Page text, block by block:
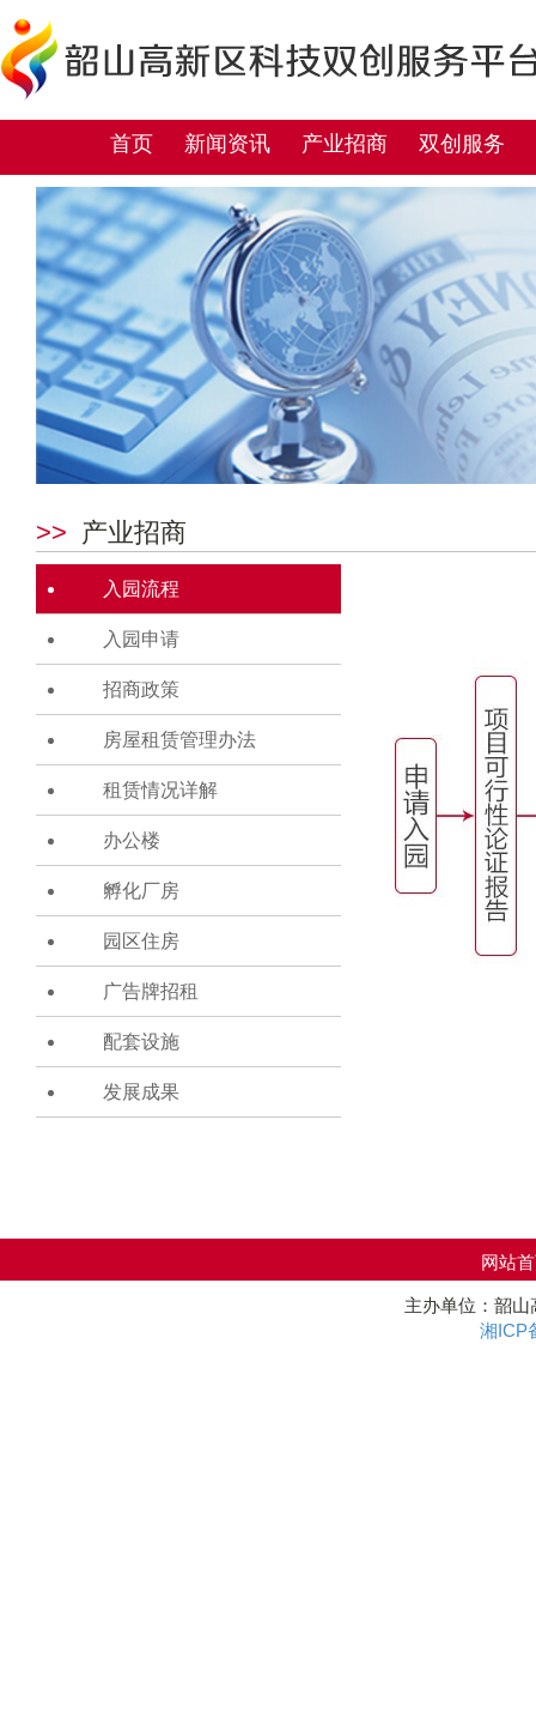
首页 新闻资讯 产业招商 双创服务
>> 产业招商
入园流程
入园申请
招商政策
房屋租赁管理办法
租赁情况详解
办公楼
孵化厂房
园区住房
广告牌招租
配套设施
发展成果
网站
主办单位：韶山
湘ICP